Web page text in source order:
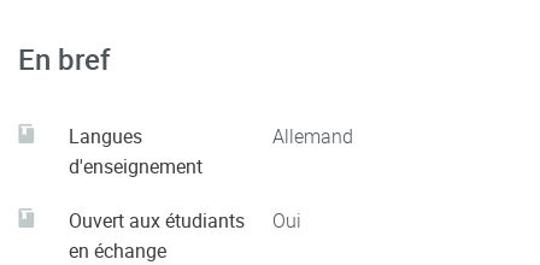
En bref
Langues
d'enseignement
Allemand
Ouvert aux étudiants
en échange
Oui